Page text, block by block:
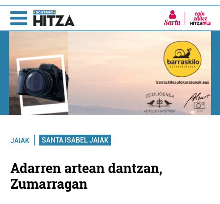
Sartu
JAIAK SANTA ISABEL JAIAK
Adarren artean dantzan,
Zumarragan